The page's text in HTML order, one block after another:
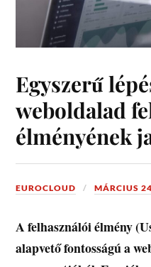
Egyszerű
weboldalad
élményének
EUROCLOUD MÁRCIUS
A felhasználói élmény
alapvető fontosságú a